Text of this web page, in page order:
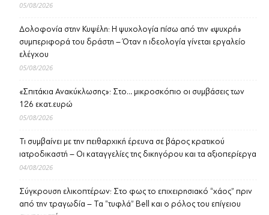
05/08/2026
Δολοφονία στην Κυψέλη: Η ψυχολογία πίσω από την «ψυχρή»
συμπεριφορά του δράστη – Όταν η ιδεολογία γίνεται εργαλείο
ελέγχου
05/08/2026
«Σπιτάκια Ανακύκλωσης»: Στο… μικροσκόπιο οι συμβάσεις των
126 εκατ.ευρώ
05/08/2026
Τι συμβαίνει με την πειθαρχική έρευνα σε βάρος κρατικού
ιατροδικαστή – Οι καταγγελίες της δικηγόρου και τα αξιοπερίεργα
04/08/2026
Σύγκρουση ελικοπτέρων: Στο φως το επιχειρησιακό “χάος” πριν
από την τραγωδία – Τα “τυφλά” Bell και ο ρόλος του επίγειου